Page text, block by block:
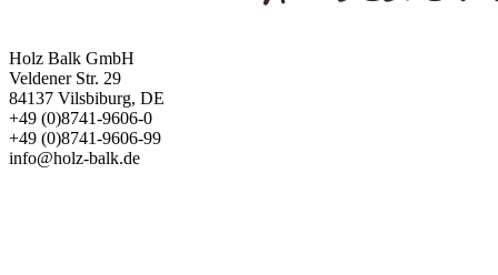
Holz Balk GmbH
Veldener Str. 29
84137 Vilsbiburg, DE
+49 (0)8741-9606-0
+49 (0)8741-9606-99
info@holz-balk.de